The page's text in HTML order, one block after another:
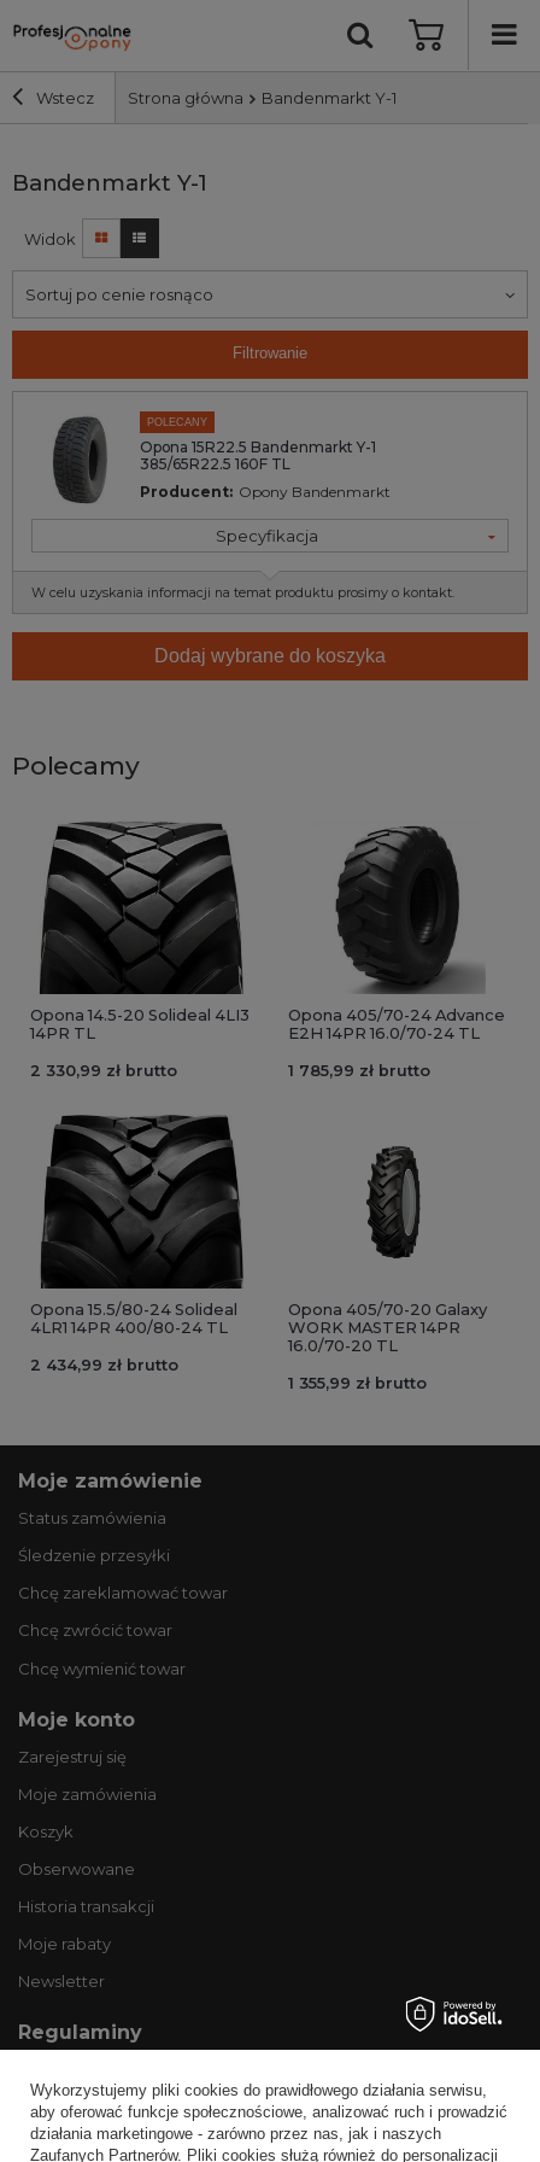
Wstecz Strona główna Bandenmarkt Y-1
Szerokość i profil
Średnica
Producent
Nośność
Wyszukaj
Bandenmarkt Y-1
Widok
Sortuj po cenie rosnąco
Filtrowanie
POLECANY
Opona 15R22.5 Bandenmarkt Y-1
385/65R22.5 160F TL
Producent: Opony Bandenmarkt
Specyfikacja
W celu uzyskania informacji na temat produktu prosimy o kontakt.
Dodaj wybrane do koszyka
Polecamy
Opona 14.5-20 Solideal 4LI3
14PR TL
2 330,99 zł brutto
Opona 405/70-24 Advance
E2H 14PR 16.0/70-24 TL
1 785,99 zł brutto
Opona 15.5/80-24 Solideal
4LR1 14PR 400/80-24 TL
2 434,99 zł brutto
Opona 405/70-20 Galaxy
WORK MASTER 14PR
16.0/70-20 TL
1 355,99 zł brutto
Moje zamówienie
Status zamówienia
Śledzenie przesyłki
Chcę zareklamować towar
Chcę zwrócić towar
Chcę wymienić towar
Moje konto
Zarejestruj się
Moje zamówienia
Koszyk
Obserwowane
Historia transakcji
Moje rabaty
Newsletter
Regulaminy
Wysyłka
Sposoby płatności i prowizje
Wykorzystujemy pliki cookies do prawidłowego działania serwisu,
aby oferować funkcje społecznościowe, analizować ruch i prowadzić
działania marketingowe - zarówno przez nas, jak i naszych
Zaufanych Partnerów. Pliki cookies służą również do personalizacji